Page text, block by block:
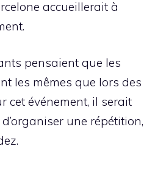
accueillerait à
pensaient que les
les mêmes que lors des
cet événement, il serait
une répétition,